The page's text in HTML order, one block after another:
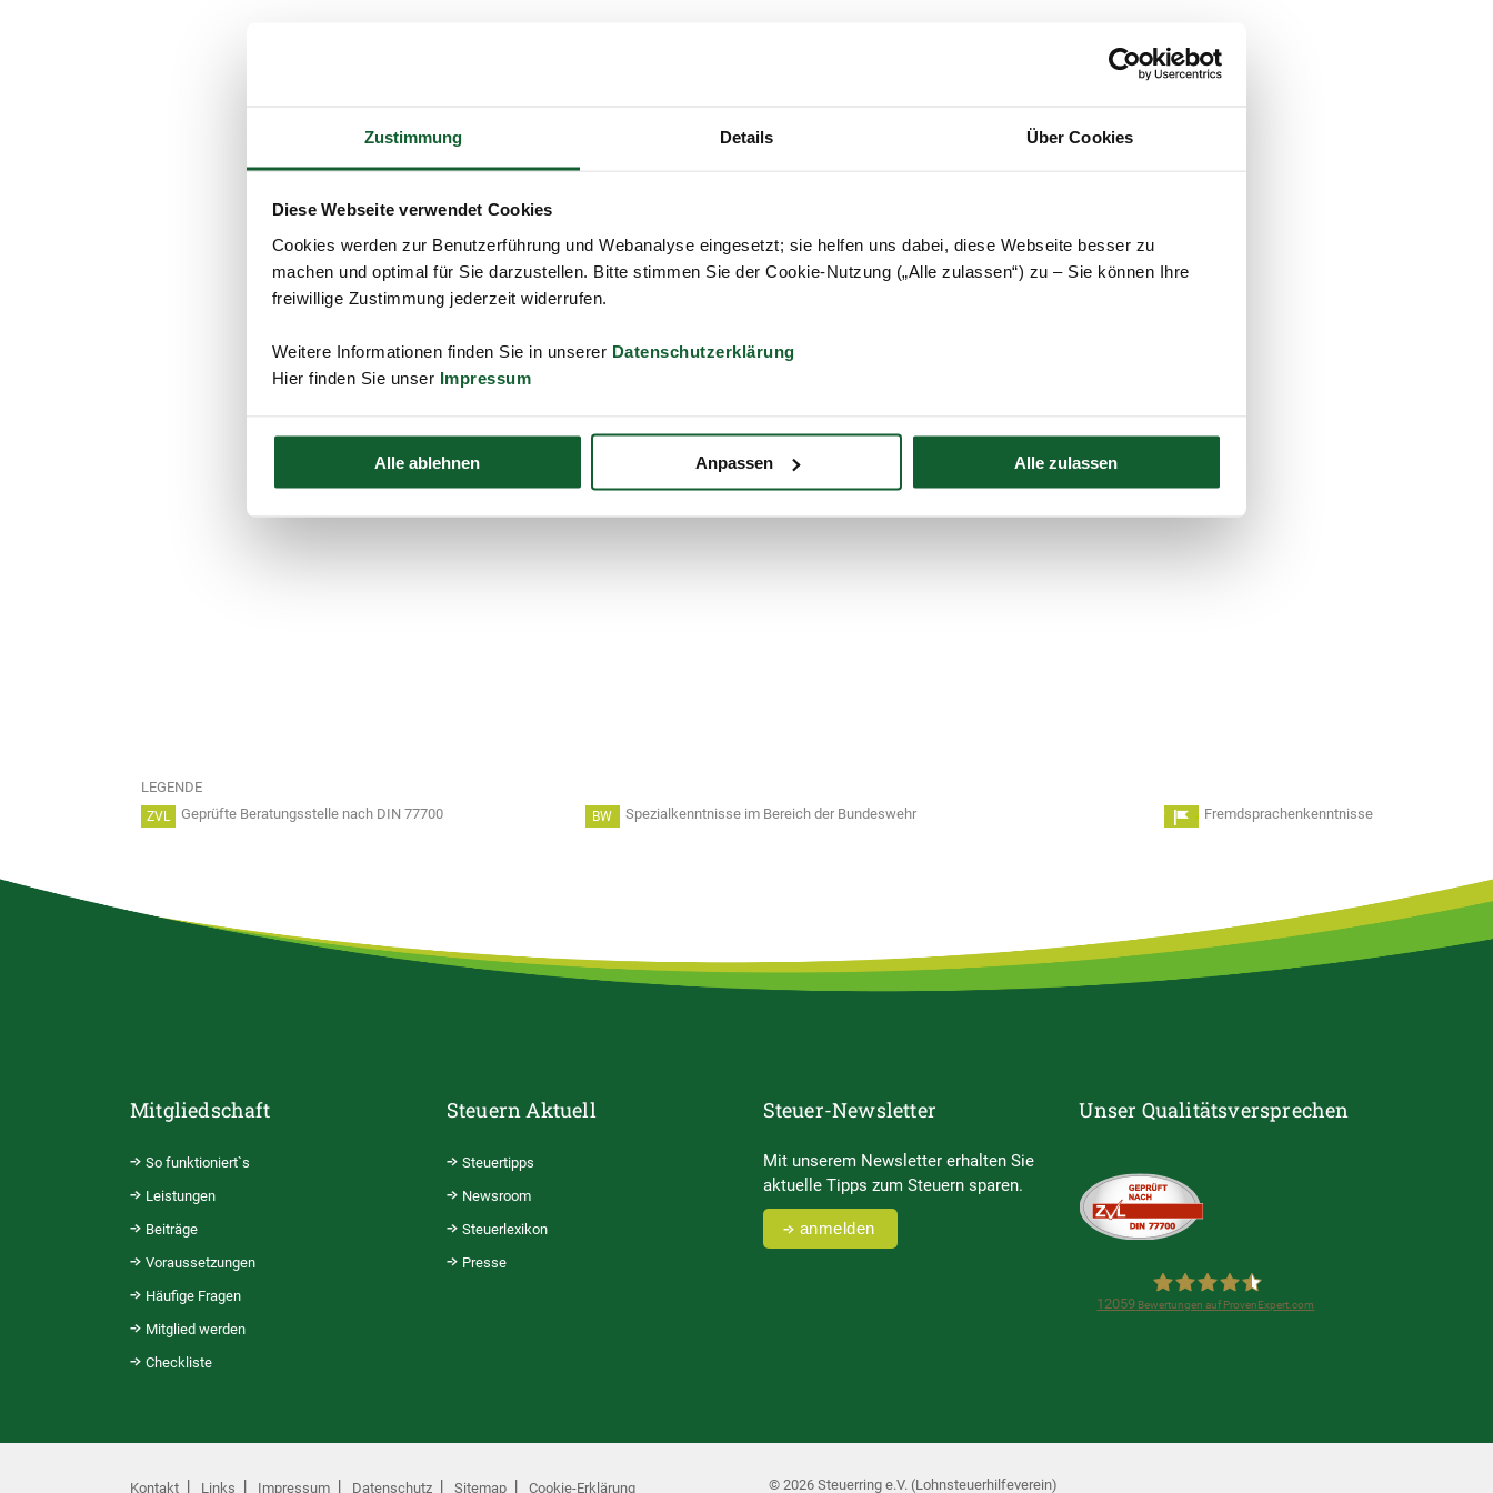
Zustimmung Details Über Cookies
Diese Webseite verwendet Cookies
Cookies werden zur Benutzerführung und Webanalyse eingesetzt; sie helfen uns dabei, diese Webseite besser zu
machen und optimal für Sie darzustellen. Bitte stimmen Sie der Cookie-Nutzung („Alle zulassen“) zu – Sie können Ihre
freiwillige Zustimmung jederzeit widerrufen.
Weitere Informationen finden Sie in unserer Datenschutzerklärung
Hier finden Sie unser Impressum
Alle ablehnen Anpassen Alle zulassen
LEGENDE
Geprüfte Beratungsstelle nach DIN 77700
Spezialkenntnisse im Bereich der Bundeswehr Fremdsprachenkenntnisse
Mitgliedschaft
So funktioniert`s
Leistungen
Beiträge
Voraussetzungen
Häufige Fragen
Mitglied werden
Checkliste
Steuern Aktuell
Steuertipps
Newsroom
Steuerlexikon
Presse
Steuer-Newsletter
Mit unserem Newsletter erhalten Sie
aktuelle Tipps zum Steuern sparen.
anmelden
Unser Qualitätsversprechen
12059 Bewertungen auf ProvenExpert.com
Kontakt Links Impressum Datenschutz Sitemap Cookie-Erklärung © 2026 Steuerring e.V. (Lohnsteuerhilfeverein)